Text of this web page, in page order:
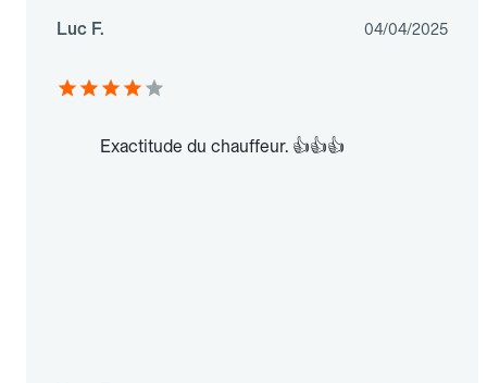
Luc F. 04/04/2025
Exactitude du chauffeur. 👍👍👍